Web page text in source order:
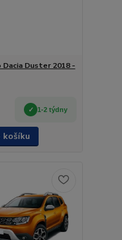
Duster 2018 -
1-2 týdny
košíku